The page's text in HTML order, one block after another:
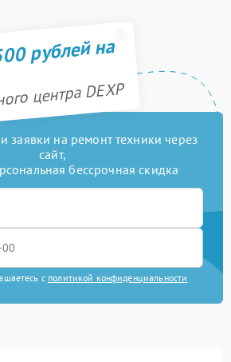
рублей на
центра DEXP
на ремонт техники через
сайт,
бессрочная скидка
с политикой конфиденциальности